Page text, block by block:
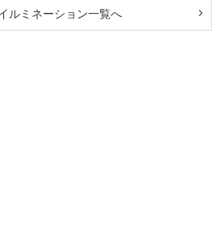
ルミネーション一覧へ